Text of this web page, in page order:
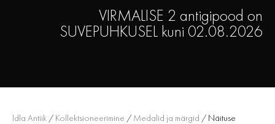
VIRMALISE 2 antigipood on
SUVEPUHKUSEL kuni 02.08.2026
Idla Antiik / Kollektsioneerimine / Medalid ja märgid / Näituse